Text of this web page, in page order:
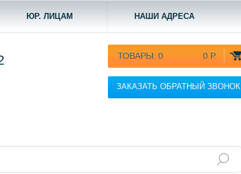
ЮР. ЛИЦАМ НАШИ АДРЕСА
ТОВАРЫ: 0 0 Р.
ЗАКАЗАТЬ ОБРАТНЫЙ ЗВОНОК